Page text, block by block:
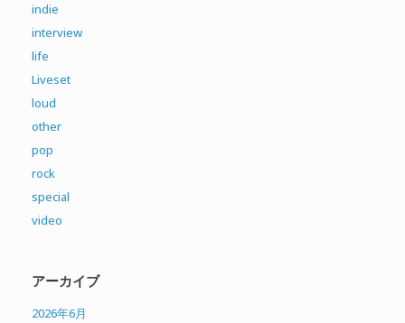
indie
interview
life
Liveset
loud
other
pop
rock
special
video
アーカイブ
2026年6月